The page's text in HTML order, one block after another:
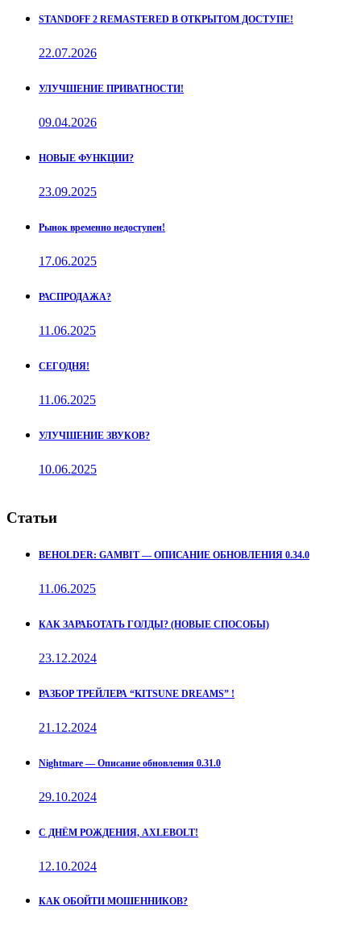
STANDOFF 2 REMASTERED В ОТКРЫТОМ ДОСТУПЕ!
22.07.2026
УЛУЧШЕНИЕ ПРИВАТНОСТИ!
09.04.2026
НОВЫЕ ФУНКЦИИ?
23.09.2025
Рынок временно недоступен!
17.06.2025
РАСПРОДАЖА?
11.06.2025
СЕГОДНЯ!
11.06.2025
УЛУЧШЕНИЕ ЗВУКОВ?
10.06.2025
Статьи
BEHOLDER: GAMBIT — ОПИСАНИЕ ОБНОВЛЕНИЯ 0.34.0
11.06.2025
КАК ЗАРАБОТАТЬ ГОЛДЫ? (НОВЫЕ СПОСОБЫ)
23.12.2024
РАЗБОР ТРЕЙЛЕРА “KITSUNE DREAMS” !
21.12.2024
Nightmare — Описание обновления 0.31.0
29.10.2024
С ДНЁМ РОЖДЕНИЯ, AXLEBOLT!
12.10.2024
КАК ОБОЙТИ МОШЕННИКОВ?